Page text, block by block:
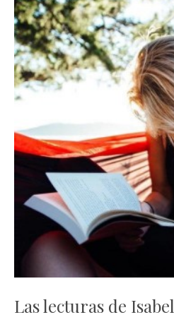
Las lecturas de Isabel